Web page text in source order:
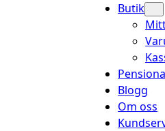
Butik
Blogg
Om oss